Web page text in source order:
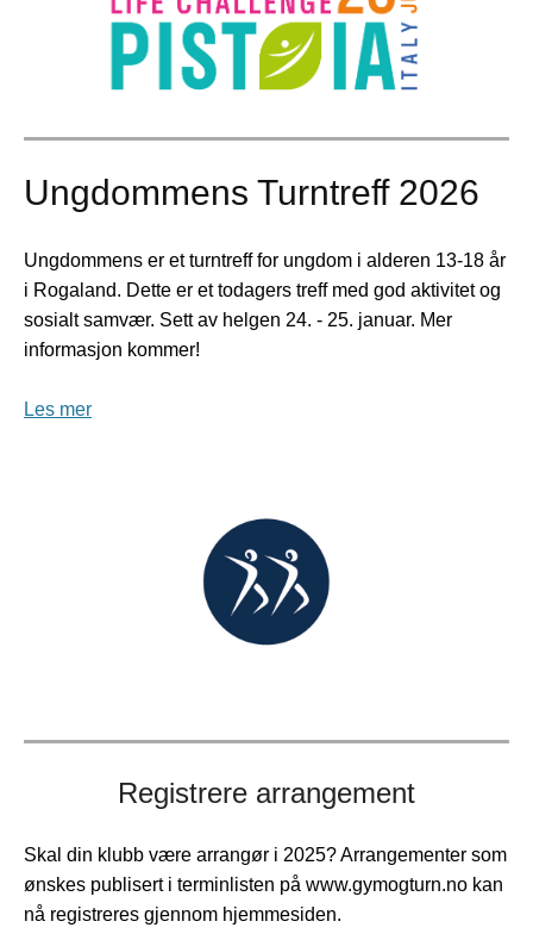
Ungdommens Turntreff 2026
Ungdommens er et turntreff for ungdom i alderen 13-18 år
i Rogaland. Dette er et todagers treff med god aktivitet og
sosialt samvær. Sett av helgen 24. - 25. januar. Mer
informasjon kommer!
Les mer
Registrere arrangement
Skal din klubb være arrangør i 2025? Arrangementer som
ønskes publisert i terminlisten på www.gymogturn.no kan
nå registreres gjennom hjemmesiden.